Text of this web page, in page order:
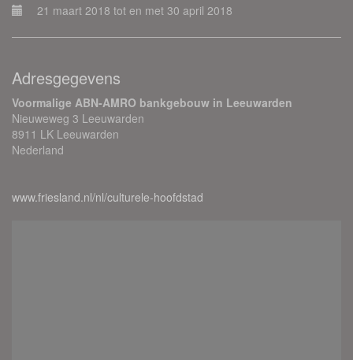
21 maart 2018 tot en met 30 april 2018
Adresgegevens
Voormalige ABN-AMRO bankgebouw in Leeuwarden
Nieuweweg 3 Leeuwarden
8911 LK Leeuwarden
Nederland
www.friesland.nl/nl/culturele-hoofdstad